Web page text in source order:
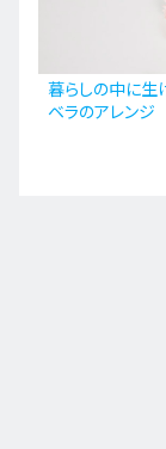
暮らしの中に
ベラのアレンジ